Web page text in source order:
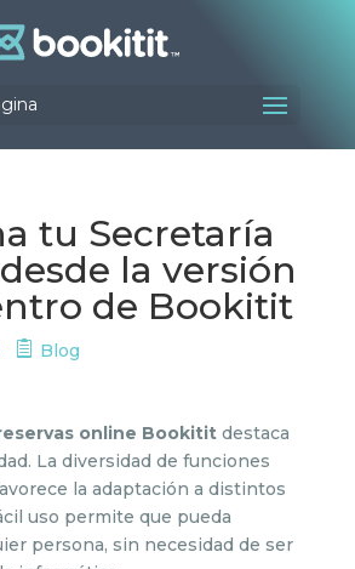
tu Secretaría
la versión
de Bookitit
Blog
online Bookititdestaca
La diversidad de funciones
la adaptación a distintos
uso permite que pueda
persona, sin necesidad de ser